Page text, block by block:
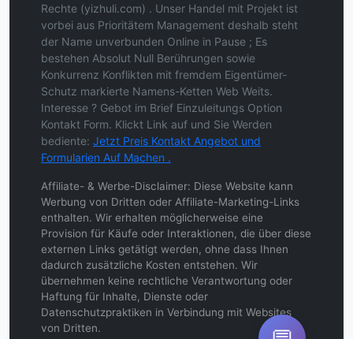
Rechte (yizhuli.com) . Unser Handel mit Projekt ist
vorbei aus Prioritätem Management deshalb steht
der Name unverbunden Online in Pause ; Es
bestehen Absolut Null Berührungen sowie
Konkurrenz Konflikten mit fremdem Eigentümer-
Schutz markierte Namens-Ketten Web Weits.
Interesse ? Gebot im Brief Einzuleitungs Option
Kontakt Form. Klickt Link auf und Sie Werden
bediente: Jetzt Preis Kontakt Angebot und
Formularien Auf Machen .
Affiliate- & Werbe-Disclaimer: Diese Website kann
Werbung von Dritten oder Affiliate-Marketing-Links
enthalten. Wir erhalten möglicherweise eine
Provision für Käufe oder Interaktionen, die über diese
externen Links getätigt werden, ohne dass Ihnen
dadurch zusätzliche Kosten entstehen. Wir
übernehmen keine rechtliche Verantwortung oder
Haftung für Inhalte, Dienste oder
Datenschutzpraktiken in Verbindung mit Websites
von Dritten.